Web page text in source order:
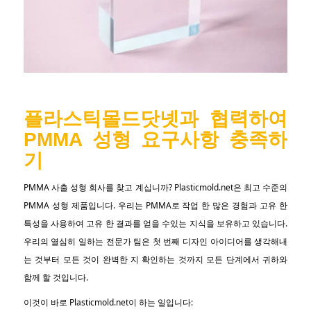
플라스틱몰드닷넷과 협력하여
PMMA 성형 요구사항 충족하
기
PMMA 사출 성형 회사를 찾고 계십니까? Plasticmold.net은 최고 수준의
PMMA 성형 제품입니다. 우리는 PMMA로 작업 한 많은 경험과 고유 한
특성을 사용하여 고유 한 결과를 얻을 수있는 지식을 보유하고 있습니다.
우리의 열심히 일하는 전문가 팀은 첫 번째 디자인 아이디어를 생각해내
는 것부터 모든 것이 완벽한 지 확인하는 것까지 모든 단계에서 귀하와
함께 할 것입니다.
이것이 바로 Plasticmold.net이 하는 일입니다: